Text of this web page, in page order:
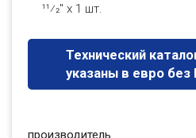
11⁄2" х 1 шт.
Технический
указаны в евро
производитель